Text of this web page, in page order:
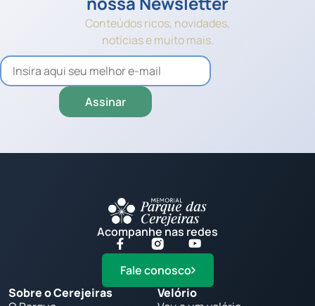
Conteúdos ricos, novidades,
notícias e muito mais.
Acompanhe nas redes
Fale conosco
Sobre o Cerejeiras
Velório